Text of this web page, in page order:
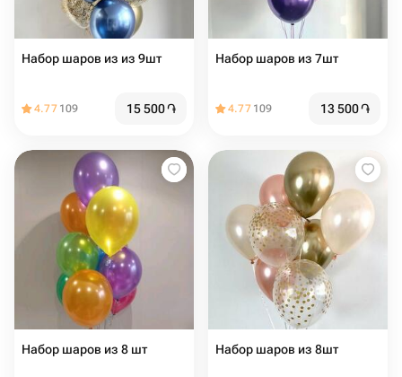
Набор шаров из из 9шт
4.77 109 15 500֏
Набор шаров из 7шт
4.77 109 13 500֏
Набор шаров из 8 шт Набор шаров из 8шт